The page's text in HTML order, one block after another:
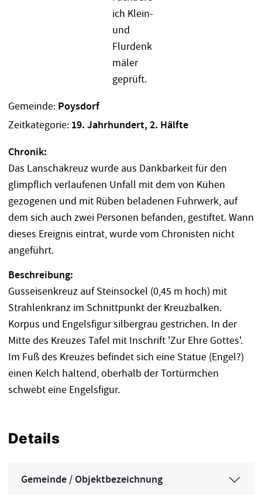
Gemeinde: Poysdorf
Zeitkategorie: 19. Jahrhundert, 2. Hälfte
Chronik:
Das Lanschakreuz wurde aus Dankbarkeit für den
glimpflich verlaufenen Unfall mit dem von Kühen
gezogenen und mit Rüben beladenen Fuhrwerk, auf
dem sich auch zwei Personen befanden, gestiftet. Wann
dieses Ereignis eintrat, wurde vom Chronisten nicht
angeführt.
Beschreibung:
Gusseisenkreuz auf Steinsockel (0,45 m hoch) mit
Strahlenkranz im Schnittpunkt der Kreuzbalken.
Korpus und Engelsfigur silbergrau gestrichen. In der
Mitte des Kreuzes Tafel mit Inschrift 'Zur Ehre Gottes'.
Im Fuß des Kreuzes befindet sich eine Statue (Engel?)
einen Kelch haltend, oberhalb der Tortürmchen
schwebt eine Engelsfigur.
Details
Gemeinde / Objektbezeichnung